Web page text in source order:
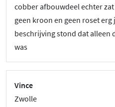
cobber afbouwdeel echter
geen kroon en geen roset
beschrijving stond dat alleen
was
Vince
Zwolle